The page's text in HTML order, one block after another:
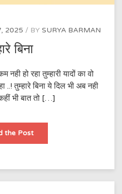
2025 BY SURYA BARMAN
बिना
नही हो रहा तुम्हारी यादों का वो
..! तुम्हारे बिना ये दिल भी अब नही
भी बात तो […]
the Postतुम्हारे